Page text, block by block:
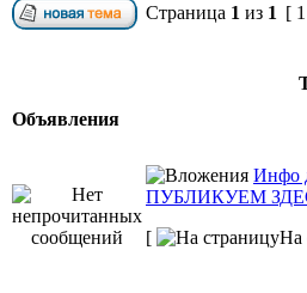
Страница 1 из 1 [
Объявления
Инфо
ПУБЛИКУЕМ
[
На